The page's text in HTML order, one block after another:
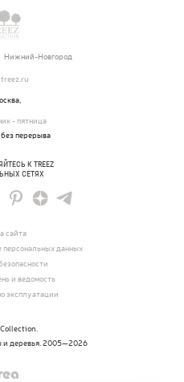
Нижний-Новгород
- пятница
перерыва
К TREEZ
СЕТЯХ
сайта
данных
и ведомость
эксплуатации
и деревья. 2005—2026